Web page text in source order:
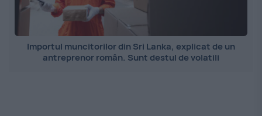
Importul muncitorilor din Sri Lanka, explicat de un
antreprenor român. Sunt destul de volatili